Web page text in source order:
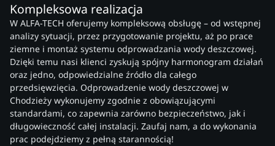
Kompleksowa realizacja
W ALFA-TECH oferujemy kompleksową obsługę – od wstępnej
analizy sytuacji, przez przygotowanie projektu, aż po prace
ziemne i montaż systemu odprowadzania wody deszczowej.
Dzięki temu nasi klienci zyskują spójny harmonogram działań
oraz jedno, odpowiedzialne źródło dla całego
przedsięwzięcia. Odprowadzenie wody deszczowej w
Chodzieży wykonujemy zgodnie z obowiązującymi
standardami, co zapewnia zarówno bezpieczeństwo, jak i
długowieczność całej instalacji. Zaufaj nam, a do wykonania
prac podejdziemy z pełną starannością!